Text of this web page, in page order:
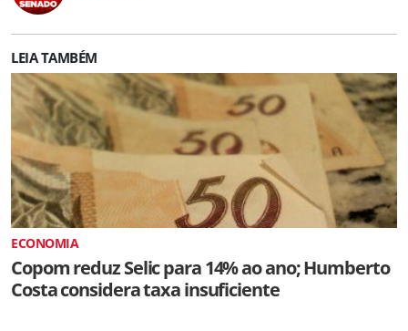
LEIA TAMBÉM
ECONOMIA
Copom reduz Selic para 14% ao ano; Humberto
Costa considera taxa insuficiente